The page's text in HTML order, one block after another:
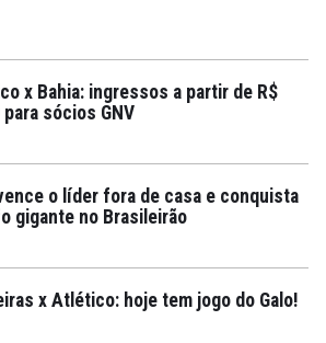
x Bahia: ingressos a partir de R$
para sócios GNV
o líder fora de casa e conquista
gigante no Brasileirão
x Atlético: hoje tem jogo do Galo!